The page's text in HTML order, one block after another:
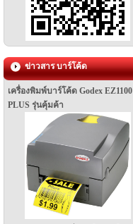
ข่าวสาร บาร์โค้ด
เครื่องพิมพ์บาร์โค้ด Godex EZ1100
PLUS รุ่นคุ้มค้า